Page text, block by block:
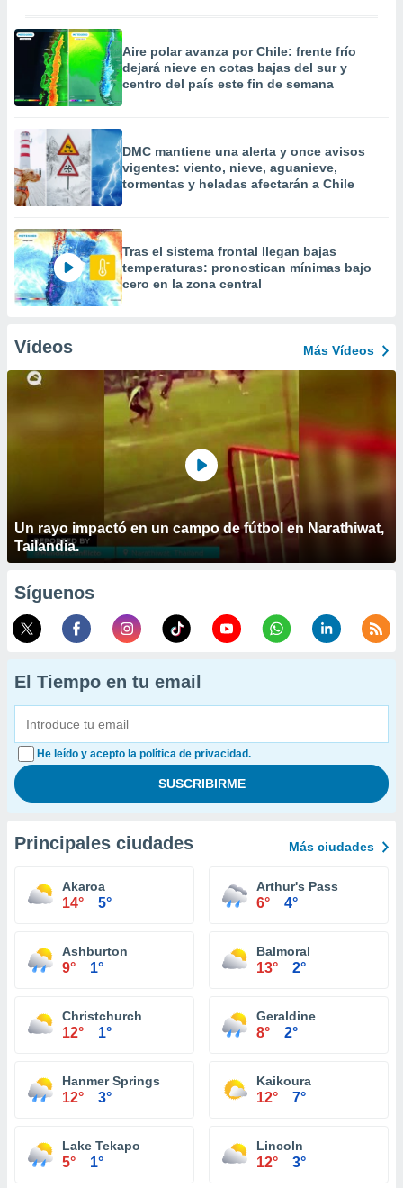
Aire polar avanza por Chile: frente frío
dejará nieve en cotas bajas del sur y
centro del país este fin de semana
DMC mantiene una alerta y once avisos
vigentes: viento, nieve, aguanieve,
tormentas y heladas afectarán a Chile
Tras el sistema frontal llegan bajas
temperaturas: pronostican mínimas bajo
cero en la zona central
Vídeos Más Vídeos
Un rayo impactó en un campo de fútbol en Narathiwat,
Tailandia.
Síguenos
El Tiempo en tu email
He leído y acepto la política de privacidad.
Principales ciudades Más ciudades
Akaroa
14° 5°
Arthur's Pass
6° 4°
Ashburton
9° 1°
Balmoral
13° 2°
Christchurch
12° 1°
Geraldine
8° 2°
Hanmer Springs
12° 3°
Kaikoura
12° 7°
Lake Tekapo
5° 1°
Lincoln
12° 3°